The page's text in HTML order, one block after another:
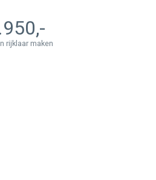
rijklaar maken